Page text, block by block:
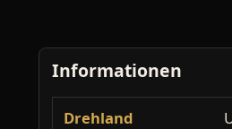
Informationen
Drehland